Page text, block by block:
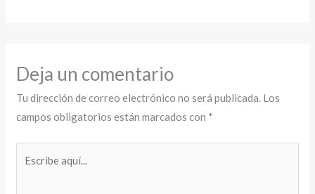
Deja un comentario
Tu dirección de correo electrónico no será publicada. Los
campos obligatorios están marcados con *